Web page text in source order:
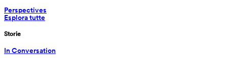
Perspectives
Esplora tutte
Storie
In Conversation